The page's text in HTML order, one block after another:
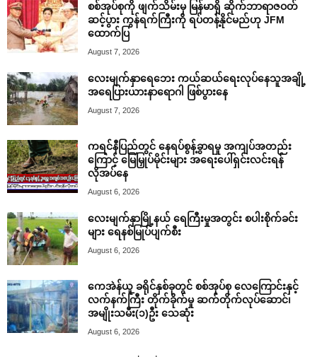
စစ်အုပ်စုကို ဖျက်သိမ်းမှ မြန်မာရှိ ဆိုက်ဘာရာဇဝတ်
ဆင့်ပွား ကွန်ရက်ကြီးကို ရပ်တန့်နိုင်မည်ဟု JFM
ထောက်ပြ
August 7, 2026
လေးမျက်နှာရေဘေး ကယ်ဆယ်ရေးလုပ်နေသူအချို့
အရေပြားယားနာရောဂါ ဖြစ်ပွားနေ
August 7, 2026
ကရင်နီပြည်တွင် နေရပ်စွန့်ခွာရမှု အကျပ်အတည်း
ကြောင့် မြေမြှုပ်မိုင်းများ အရေးပေါ်ရှင်းလင်းရန်
လိုအပ်နေ
August 6, 2026
လေးမျက်နှာမြို့နယ် ရေကြီးမှုအတွင်း စပါးစိုက်ခင်း
များ ရေနစ်မြုပ်ပျက်စီး
August 6, 2026
ကေအဲန်ယူ ခရိုင်နှစ်ခုတွင် စစ်အုပ်စု လေကြောင်းနှင့်
လက်နက်ကြီး တိုက်ခိုက်မှု ဆက်တိုက်လုပ်ဆောင်၊
အမျိုးသမီး(၁)ဦး သေဆုံး
August 6, 2026